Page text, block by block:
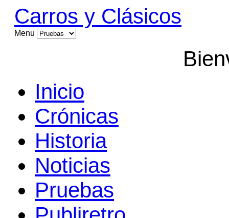
Carros y Clásicos
Menu
Inicio
Crónicas
Historia
Noticias
Pruebas